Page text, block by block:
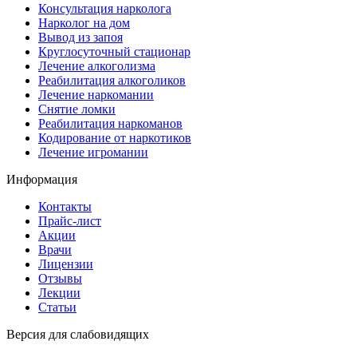
Консультация нарколога
Нарколог на дом
Вывод из запоя
Круглосуточный стационар
Лечение алкоголизма
Реабилитация алкоголиков
Лечение наркомании
Снятие ломки
Реабилитация наркоманов
Кодирование от наркотиков
Лечение игромании
Информация
Контакты
Прайс-лист
Акции
Врачи
Лицензии
Отзывы
Лекции
Статьи
Версия для слабовидящих